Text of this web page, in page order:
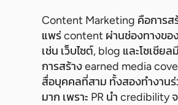
Content Marketing คือการส
แพร่ content ผ่านช่องทางขอ
เช่น เว็บไซต์, blog และโซเชียล
การสร้าง earned media
สื่อบุคคลที่สาม ทั้งสองทำงาน
มาก เพราะ PR นำ credibility